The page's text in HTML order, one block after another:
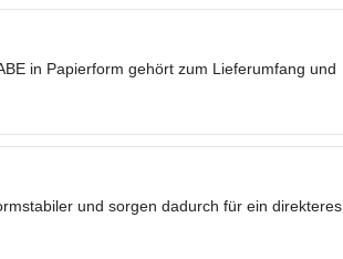
in Papierform gehört zum Lieferumfang und
und sorgen dadurch für ein direkteres,